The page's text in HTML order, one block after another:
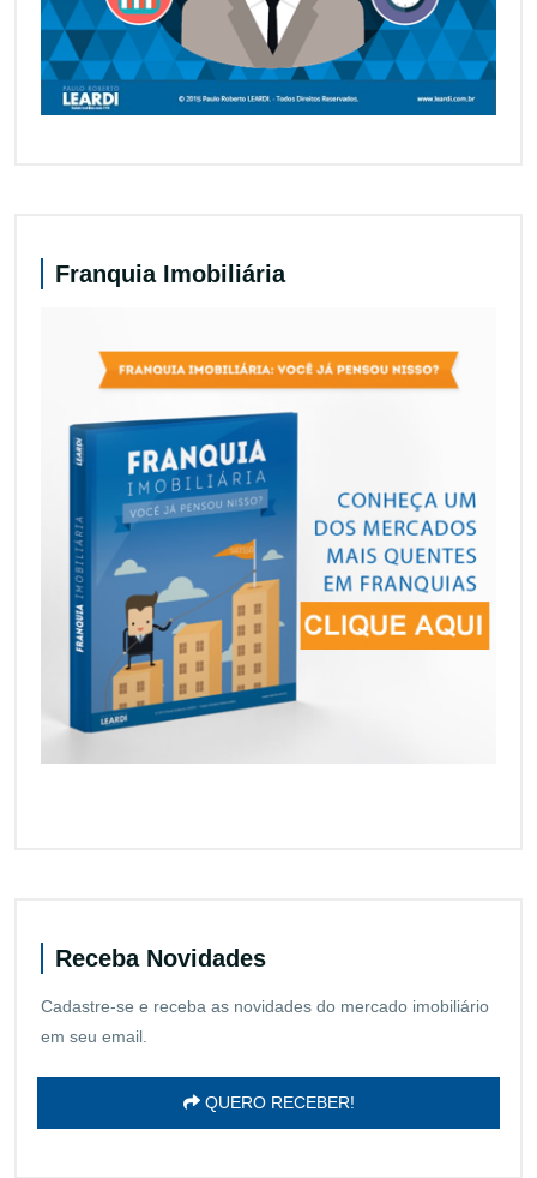
Franquia Imobiliária
Receba Novidades
Cadastre-se e receba as novidades do mercado imobiliário
em seu email.
QUERO RECEBER!